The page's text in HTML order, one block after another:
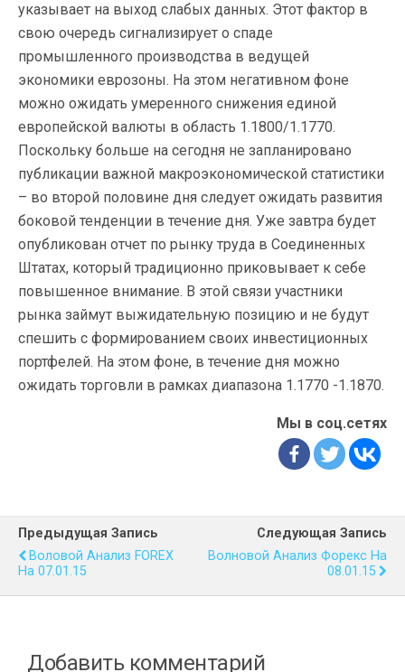
указывает на выход слабых данных. Этот фактор в
свою очередь сигнализирует о спаде
промышленного производства в ведущей
экономики еврозоны. На этом негативном фоне
можно ожидать умеренного снижения единой
европейской валюты в область 1.1800/1.1770.
Поскольку больше на сегодня не запланировано
публикации важной макроэкономической статистики
– во второй половине дня следует ожидать развития
боковой тенденции в течение дня. Уже завтра будет
опубликован отчет по рынку труда в Соединенных
Штатах, который традиционно приковывает к себе
повышенное внимание. В этой связи участники
рынка займут выжидательную позицию и не будут
спешить с формированием своих инвестиционных
портфелей. На этом фоне, в течение дня можно
ожидать торговли в рамках диапазона 1.1770 -1.1870.
Мы в соц.сетях
Предыдущая Запись
Воловой Анализ FOREX
На 07.01.15
Следующая Запись
Волновой Анализ Форекс На
08.01.15
Добавить комментарий